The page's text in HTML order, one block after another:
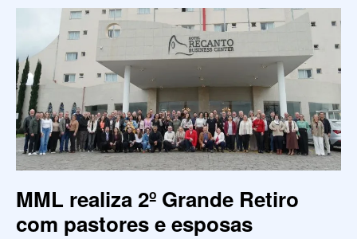
MML realiza 2º Grande Retiro
com pastores e esposas